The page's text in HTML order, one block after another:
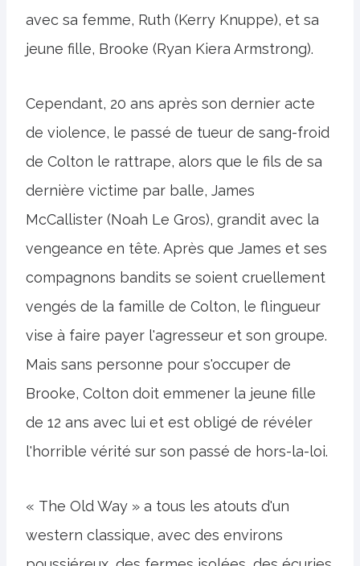
avec sa femme, Ruth (Kerry Knuppe), et sa
jeune fille, Brooke (Ryan Kiera Armstrong).
Cependant, 20 ans après son dernier acte
de violence, le passé de tueur de sang-froid
de Colton le rattrape, alors que le fils de sa
dernière victime par balle, James
McCallister (Noah Le Gros), grandit avec la
vengeance en tête. Après que James et ses
compagnons bandits se soient cruellement
vengés de la famille de Colton, le flingueur
vise à faire payer l'agresseur et son groupe.
Mais sans personne pour s'occuper de
Brooke, Colton doit emmener la jeune fille
de 12 ans avec lui et est obligé de révéler
l'horrible vérité sur son passé de hors-la-loi.
« The Old Way » a tous les atouts d'un
western classique, avec des environs